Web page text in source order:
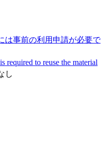
は事前の利用申請が必要で
required to reuse the material
し